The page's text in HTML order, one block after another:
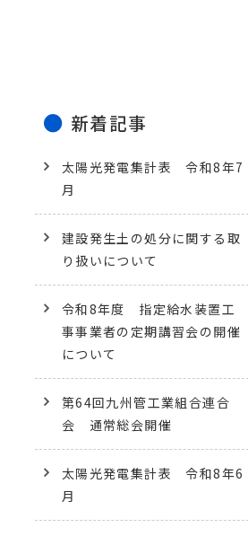
新着記事
太陽光発電集計表 令和8年7
月
建設発生土の処分に関する取
り扱いについて
令和8年度 指定給水装置工
事事業者の定期講習会の開催
について
第64回九州管工業組合連合
会 通常総会開催
太陽光発電集計表 令和8年6
月